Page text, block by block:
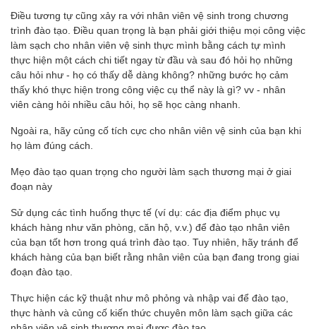
Điều tương tự cũng xảy ra với nhân viên vệ sinh trong chương
trình đào tạo. Điều quan trọng là bạn phải giới thiệu mọi công việc
làm sạch cho nhân viên vệ sinh thực mình bằng cách tự mình
thực hiện một cách chi tiết ngay từ đầu và sau đó hỏi họ những
câu hỏi như - họ có thấy dễ dàng không? những bước họ cảm
thấy khó thực hiện trong công việc cụ thể này là gì? vv - nhân
viên càng hỏi nhiều câu hỏi, họ sẽ học càng nhanh.
Ngoài ra, hãy củng cố tích cực cho nhân viên vệ sinh của bạn khi
họ làm đúng cách.
Mẹo đào tạo quan trọng cho người làm sạch thương mại ở giai
đoạn này
Sử dụng các tình huống thực tế (ví dụ: các địa điểm phục vụ
khách hàng như văn phòng, căn hộ, v.v.) để đào tạo nhân viên
của bạn tốt hơn trong quá trình đào tạo. Tuy nhiên, hãy tránh để
khách hàng của bạn biết rằng nhân viên của bạn đang trong giai
đoạn đào tạo.
Thực hiện các kỹ thuật như mô phỏng và nhập vai để đào tạo,
thực hành và củng cố kiến ​​thức chuyên môn làm sạch giữa các